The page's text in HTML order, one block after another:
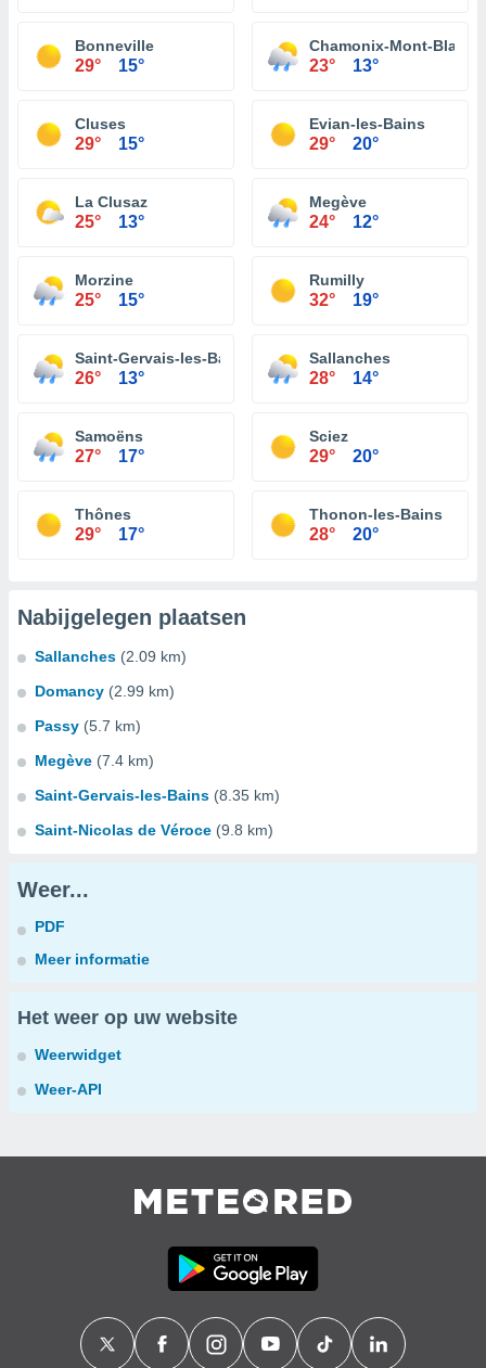
Bonneville
29° 15°
Chamonix-Mont-Blanc
23° 13°
Cluses
29° 15°
Evian-les-Bains
29° 20°
La Clusaz
25° 13°
Megève
24° 12°
Morzine
25° 15°
Rumilly
32° 19°
Saint-Gervais-les-Bains
26° 13°
Sallanches
28° 14°
Samoëns
27° 17°
Sciez
29° 20°
Thônes
29° 17°
Thonon-les-Bains
28° 20°
Nabijgelegen plaatsen
Sallanches (2.09 km)
Domancy (2.99 km)
Passy (5.7 km)
Megève (7.4 km)
Saint-Gervais-les-Bains (8.35 km)
Saint-Nicolas de Véroce (9.8 km)
Weer...
PDF
Meer informatie
Het weer op uw website
Weerwidget
Weer-API